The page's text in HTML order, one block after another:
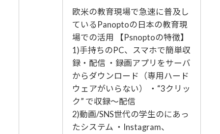
欧米の教育現場で急速に普及し
ているPanoptoの日本の教育現
場での活用 【Psnoptoの特徴】
1)手持ちのPC、スマホで簡単収
録・配信 ・録画アプリをサーバ
からダウンロード（専用ハード
ウェアがいらない） ・“3クリッ
ク” で収録～配信
2)動画/SNS世代の学生のにあっ
たシステム ・Instagram、